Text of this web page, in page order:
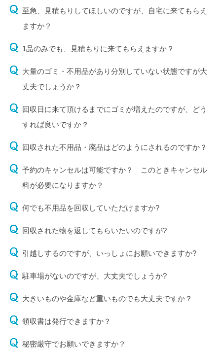
至急、見積もりしてほしいのですが、自宅に来てもらえ
ますか？
1品のみでも、見積もりに来てもらえますか？
大量のゴミ・不用品があり分別していない状態ですが大
丈夫でしょうか？
回収日に来て頂けるまでにゴミが増えたのですが、どう
すれば良いですか？
回収された不用品・廃品はどのようにされるのですか？
予約のキャンセルは可能ですか？ このときキャンセル
料が必要になりますか？
何でも不用品を回収していただけますか?
回収された物を返してもらいたいのですが?
引越しするのですが、いっしょにお願いできますか?
駐車場がないのですが、大丈夫でしょうか?
大きいものや金庫など重いものでも大丈夫ですか？
領収書は発行できますか？
秘密厳守でお願いできますか？